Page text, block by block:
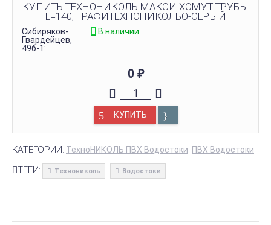
КУПИТЬ ТЕХНОНИКОЛЬ МАКСИ ХОМУТ ТРУБЫ
L=140, ГРАФИТЕХНОНИКОЛЬО-СЕРЫЙ
Сибиряков-
Гвардейцев,
49б-1:
В наличии
0 ₽
КУПИТЬ
КАТЕГОРИИ: ТехноНИКОЛЬ ПВХ Водостоки ПВХ Водостоки
ТЕГИ: Технониколь Водостоки